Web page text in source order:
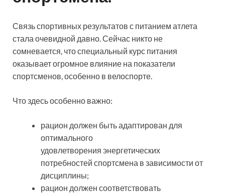
Связь спортивных результатов с питанием атлета
стала очевидной давно. Сейчас никто не
сомневается, что специальный курс питания
оказывает огромное влияние на показатели
спортсменов, особенно в велоспорте.
Что здесь особенно важно:
рацион должен быть адаптирован для
оптимального
удовлетворения энергетических
потребностей спортсмена в зависимости от
дисциплины;
рацион должен соответствовать